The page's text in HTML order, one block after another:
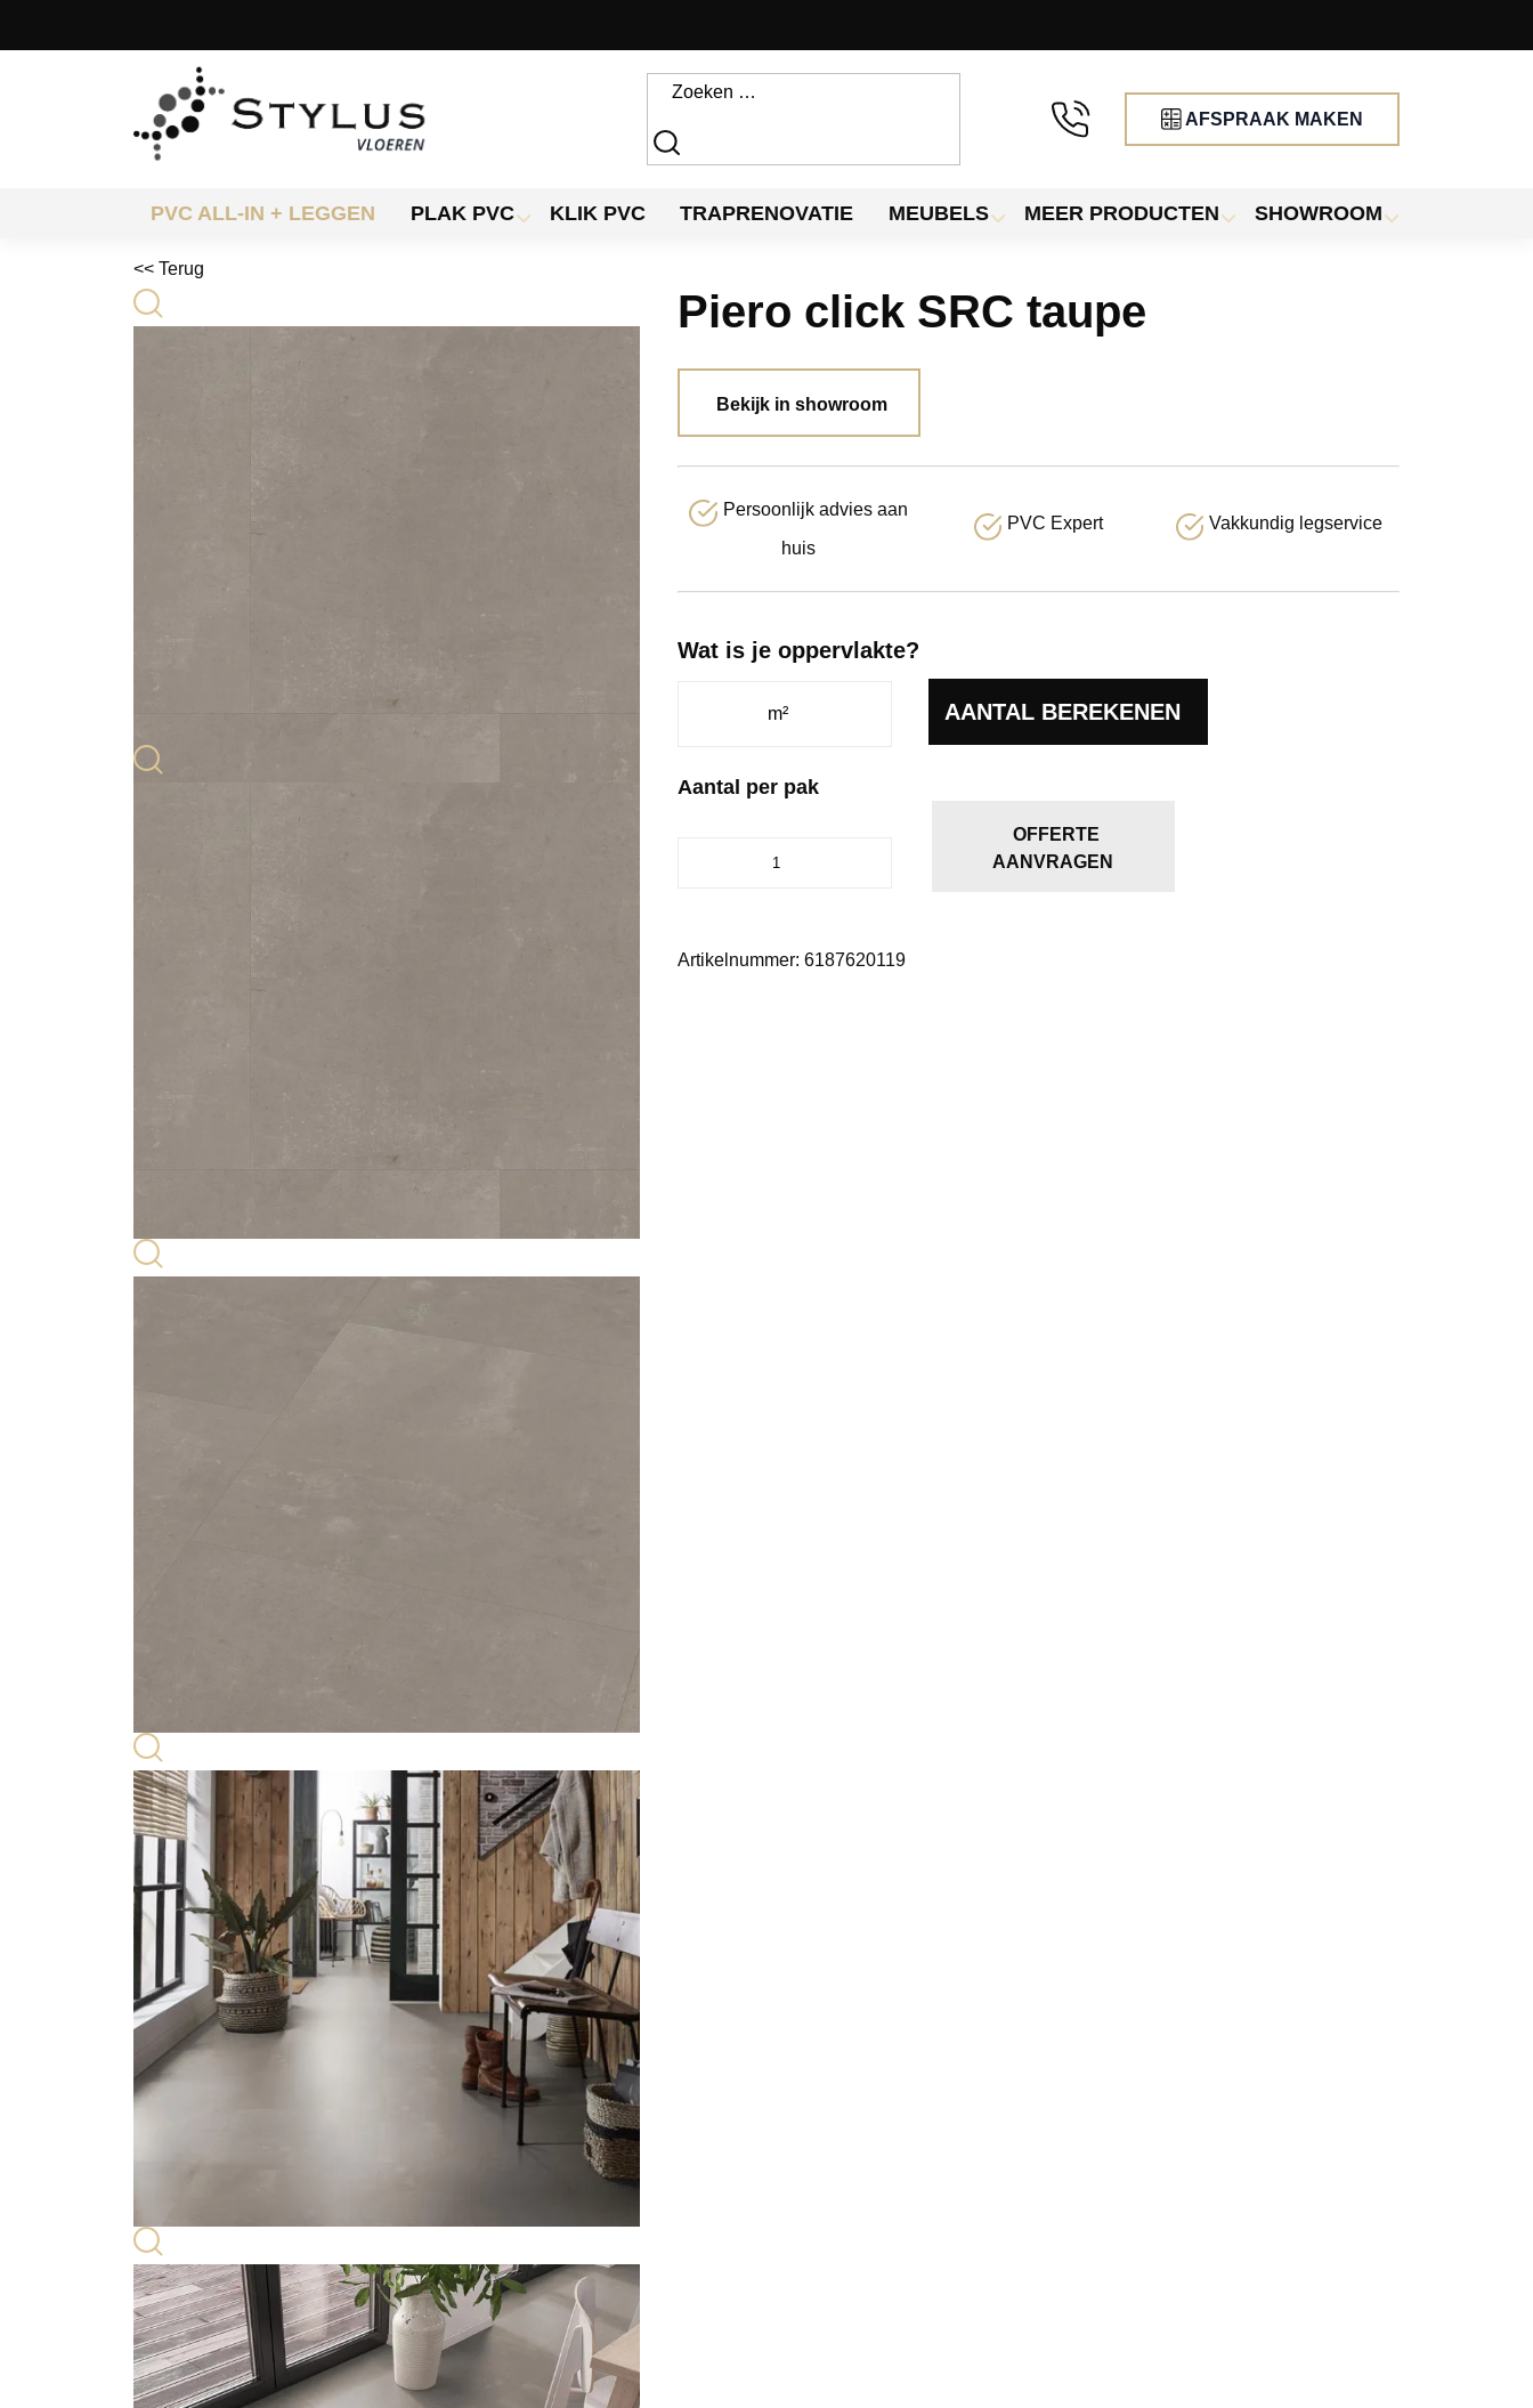
AFSPRAAK MAKEN
PVC ALL-IN + LEGGEN PLAK PVC KLIK PVC TRAPRENOVATIE MEUBELS MEER PRODUCTEN SHOWROOM
<< Terug
Piero click SRC taupe
Bekijk in showroom
Persoonlijk advies aan
huis
PVC Expert Vakkundig legservice
Wat is je oppervlakte?
AANTAL BEREKENEN
Aantal per pak
aantal
OFFERTE
AANVRAGEN
Artikelnummer:6187620119